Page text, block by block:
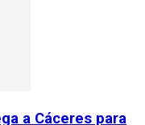
a Cáceres para